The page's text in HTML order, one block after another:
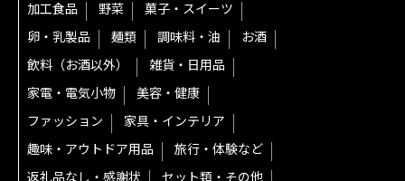
加工食品
野菜
菓子・スイーツ
卵・乳製品
麺類 調味料・油
お酒
飲料（お酒以外）
雑貨・日用品
家電・電気小物
美容・健康
ファッション
家具・インテリア
趣味・アウトドア用品
旅行・体験など
返礼品なし・感謝状
セット類・その他